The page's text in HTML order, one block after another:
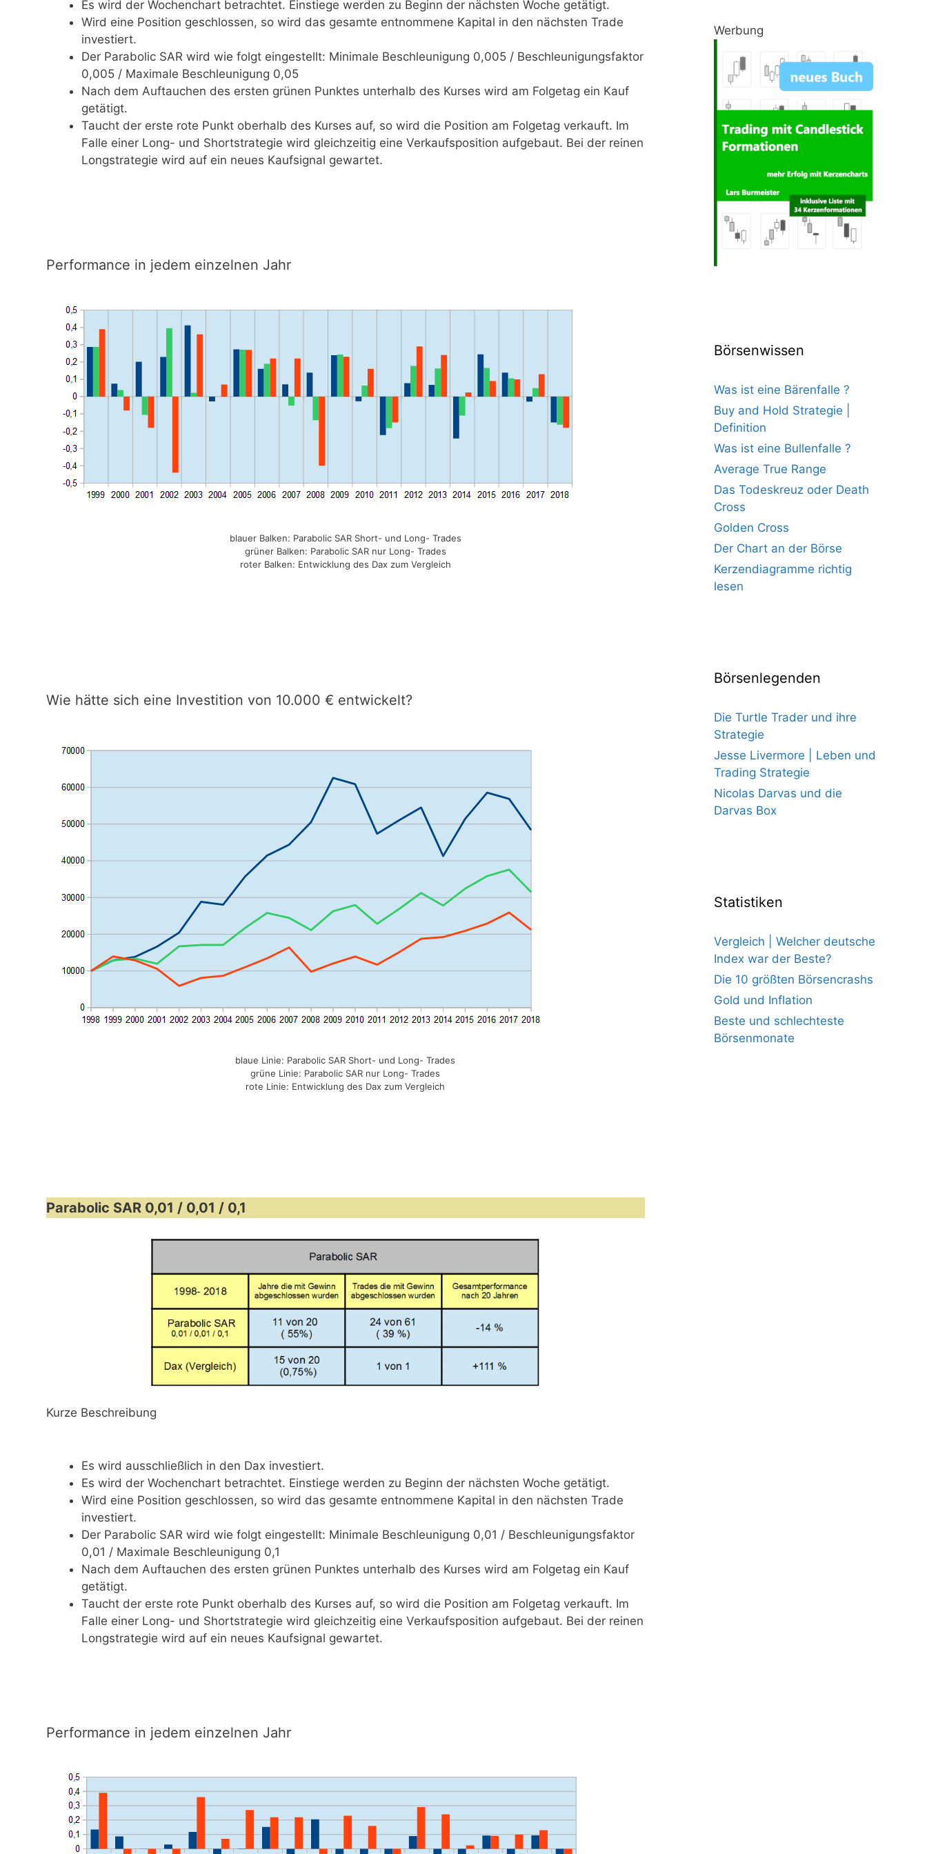
Es wird der Wochenchart betrachtet. Einstiege werden zu Beginn der nächsten Woche getätigt.
Wird eine Position geschlossen, so wird das gesamte entnommene Kapital in den nächsten Trade
investiert.
Der Parabolic SAR wird wie folgt eingestellt: Minimale Beschleunigung 0,005 / Beschleunigungsfaktor
0,005 / Maximale Beschleunigung 0,05
Nach dem Auftauchen des ersten grünen Punktes unterhalb des Kurses wird am Folgetag ein Kauf
getätigt.
Taucht der erste rote Punkt oberhalb des Kurses auf, so wird die Position am Folgetag verkauft. Im
Falle einer Long- und Shortstrategie wird gleichzeitig eine Verkaufsposition aufgebaut. Bei der reinen
Longstrategie wird auf ein neues Kaufsignal gewartet.
Performance in jedem einzelnen Jahr
blauer Balken: Parabolic SAR Short- und Long- Trades
grüner Balken: Parabolic SAR nur Long- Trades
roter Balken: Entwicklung des Dax zum Vergleich
Wie hätte sich eine Investition von 10.000 € entwickelt?
blaue Linie: Parabolic SAR Short- und Long- Trades
grüne Linie: Parabolic SAR nur Long- Trades
rote Linie: Entwicklung des Dax zum Vergleich
Parabolic SAR 0,01 / 0,01 / 0,1
Kurze Beschreibung
Es wird ausschließlich in den Dax investiert.
Es wird der Wochenchart betrachtet. Einstiege werden zu Beginn der nächsten Woche getätigt.
Wird eine Position geschlossen, so wird das gesamte entnommene Kapital in den nächsten Trade
investiert.
Der Parabolic SAR wird wie folgt eingestellt: Minimale Beschleunigung 0,01 / Beschleunigungsfaktor
0,01 / Maximale Beschleunigung 0,1
Nach dem Auftauchen des ersten grünen Punktes unterhalb des Kurses wird am Folgetag ein Kauf
getätigt.
Taucht der erste rote Punkt oberhalb des Kurses auf, so wird die Position am Folgetag verkauft. Im
Falle einer Long- und Shortstrategie wird gleichzeitig eine Verkaufsposition aufgebaut. Bei der reinen
Longstrategie wird auf ein neues Kaufsignal gewartet.
Performance in jedem einzelnen Jahr
Werbung
Börsenwissen
Was ist eine Bärenfalle ?
Buy and Hold Strategie |
Definition
Was ist eine Bullenfalle ?
Average True Range
Das Todeskreuz oder Death
Cross
Golden Cross
Der Chart an der Börse
Kerzendiagramme richtig
lesen
Börsenlegenden
Die Turtle Trader und ihre
Strategie
Jesse Livermore | Leben und
Trading Strategie
Nicolas Darvas und die
Darvas Box
Statistiken
Vergleich | Welcher deutsche
Index war der Beste?
Die 10 größten Börsencrashs
Gold und Inflation
Beste und schlechteste
Börsenmonate